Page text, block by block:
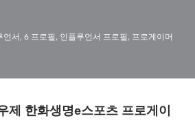
언서 , 6 프로필 , 인플루언서 프로필 , 프로게이머
제 한화생명e스포츠 프로게이